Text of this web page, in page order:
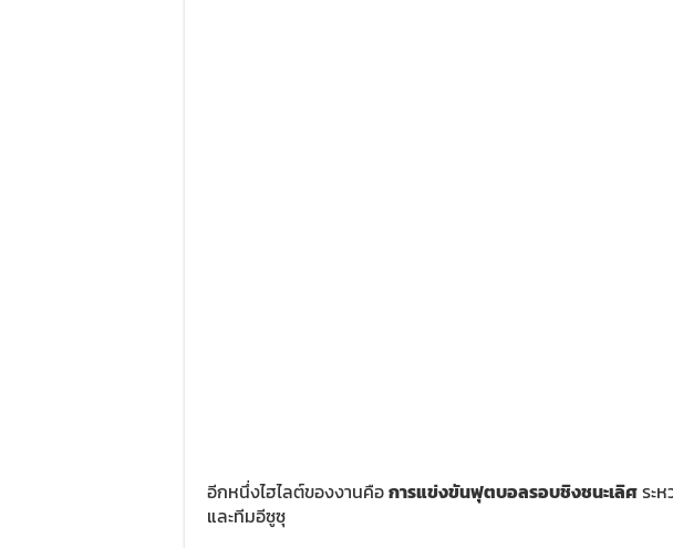
อีกหนึ่งไฮไลต์ของงานคือการแข่งขันฟุตบอลรอบชิงชนะเลิศระ
และทีมอีซูซุ